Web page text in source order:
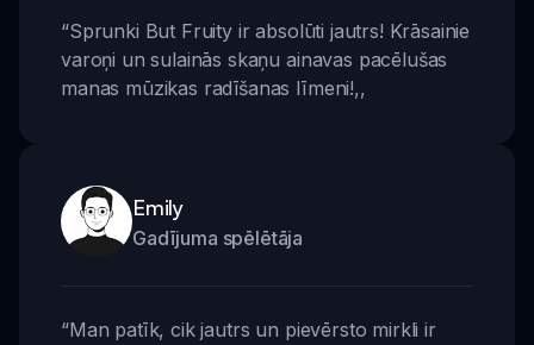
“Sprunki But Fruity ir absolūti jautrs! Krāsainie
varoņi un sulainās skaņu ainavas pacēlušas
manas mūzikas radīšanas līmeni!,,
Emily
Gadījuma spēlētāja
“Man patīk, cik jautrs un pievērsto mirkli ir